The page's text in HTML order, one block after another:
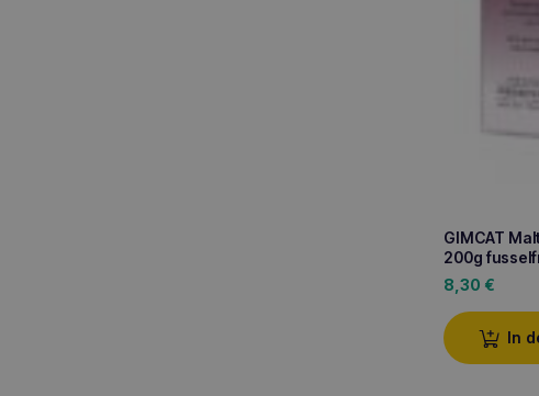
GIMCAT
200g
8,30 €
In